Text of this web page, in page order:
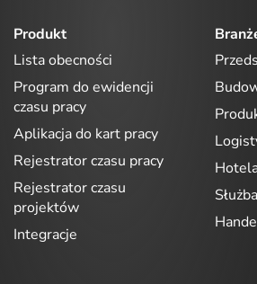
Produkt
Lista obecności
Program do ewidencji
czasu pracy
Aplikacja do kart pracy
Rejestrator czasu pracy
Rejestrator czasu
projektów
Integracje